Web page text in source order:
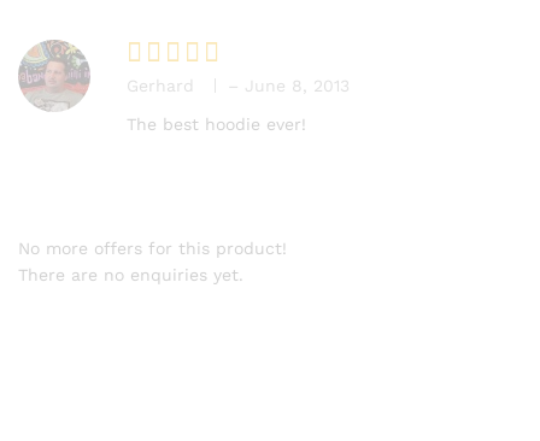
of
5
Rated
out of 5
Gerhard – June 8, 2013
The best hoodie ever!
No more offers for this product!
There are no enquiries yet.